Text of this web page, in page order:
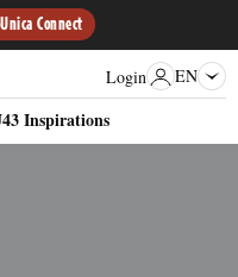
Connect
Inspirations
Login EN